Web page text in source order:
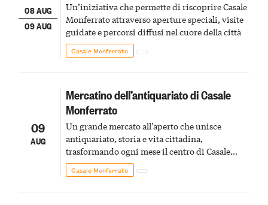
08 AUG
09 AUG
Un’iniziativa che permette di riscoprire Casale
Monferrato attraverso aperture speciali, visite
guidate e percorsi diffusi nel cuore della città
Casale Monferrato
09
AUG
Mercatino dell’antiquariato di Casale
Monferrato
Un grande mercato all’aperto che unisce
antiquariato, storia e vita cittadina,
trasformando ogni mese il centro di Casale
Monferrato in un luogo di scoperta e racconto
Casale Monferrato